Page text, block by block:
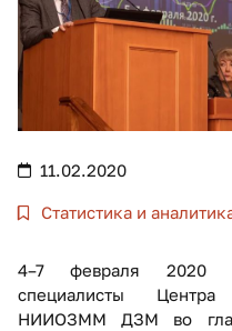
11.02.2020
Статистика и
4–7 февраля 2020
специалисты Центра
НИИОЗММ ДЗМ во